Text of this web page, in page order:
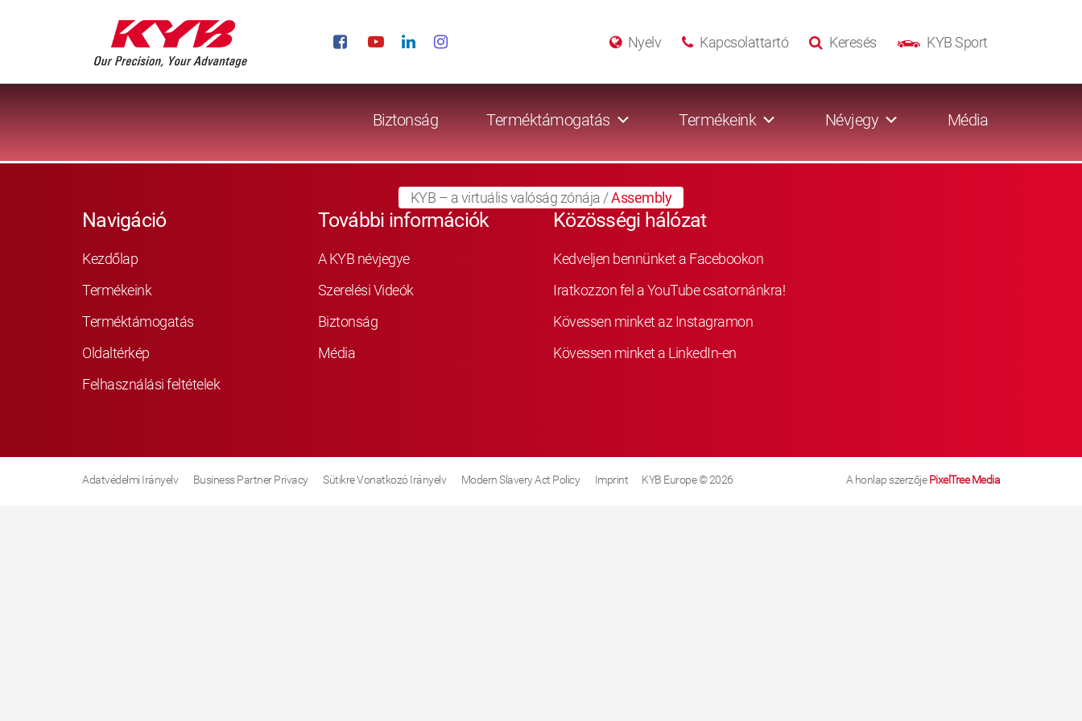
KYB Sport
Keresés
Kapcsolattartó
Nyelv
Biztonság Terméktámogatás Termékeink Névjegy Média
KYB – a virtuális valóság zónája /Assembly
Navigáció
Kezdőlap
Termékeink
Terméktámogatás
Oldaltérkép
Felhasználási feltételek
További információk
A KYB névjegye
Szerelési Videók
Biztonság
Média
Közösségi hálózat
Kedveljen bennünket a Facebookon
Iratkozzon fel a YouTube csatornánkra!
Kövessen minket az Instagramon
Kövessen minket a LinkedIn-en
Adatvédelmi Irányelv Business Partner Privacy Sütikre Vonatkozó Irányelv Modern Slavery Act Policy Imprint KYB Europe © 2026 A honlap szerzőjePixelTree Media